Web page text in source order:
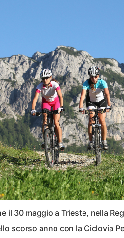
il 30 maggio a Trieste, nella
scorso anno con la Ciclovia